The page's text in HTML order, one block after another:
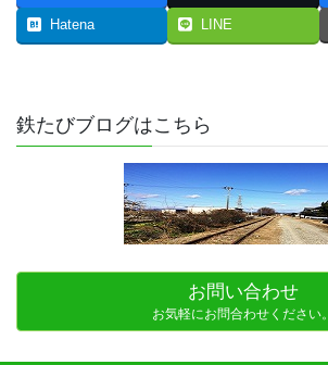
Hatena LINE
鉄たびブログはこちら
お問い合わせ
お気軽にお問合わせください。